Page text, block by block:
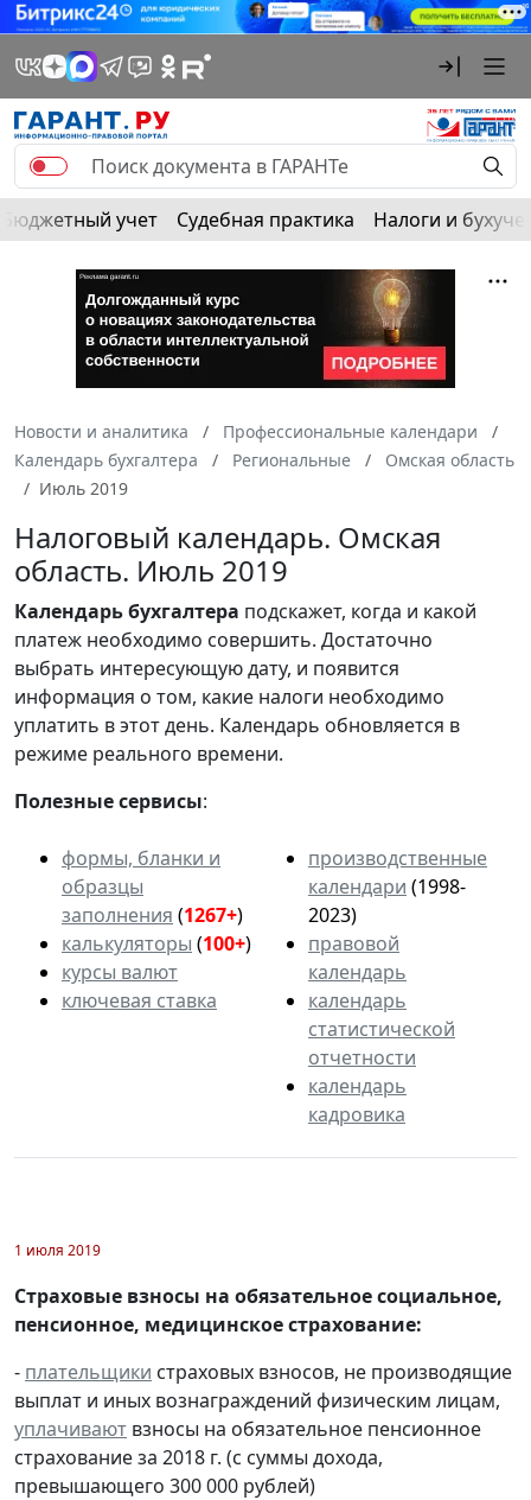
Бюджетный учет Судебная практика Налоги и
Новости и аналитика
Профессиональные календари
Календарь бухгалтера
Региональные
Омская область
Июль 2019
Налоговый календарь. Омская
область. Июль 2019
Календарьбухгалтера подскажет, когда и какой
платеж необходимо совершить. Достаточно
выбрать интересующую дату, и появится
информация о том, какие налоги необходимо
уплатить в этот день. Календарь обновляется в
режиме реального времени.
Полезные сервисы:
формы, бланки и
образцы
заполнения (1267+)
калькуляторы (100+)
курсы валют
ключевая ставка
производственные
календари (1998-
2023)
правовой
календарь
календарь
статистической
отчетности
календарь
кадровика
1 июля 2019
Страховые взносы на обязательное социальное,
пенсионное, медицинское страхование:
- плательщики страховых взносов, не производящие
выплат и иных вознаграждений физическим лицам,
уплачивают взносы на обязательное пенсионное
страхование за 2018 г. (с суммы дохода,
превышающего 300 000 рублей)